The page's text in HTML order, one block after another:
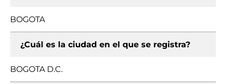
BOGOTA
¿Cuál es la ciudad en el que se registra?
BOGOTA D.C.